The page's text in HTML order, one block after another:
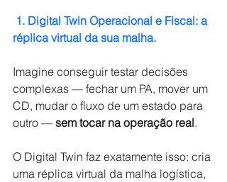
1. Digital Twin Operacional e Fiscal: a
réplica virtual da sua malha.
Imagine conseguir testar decisões
complexas — fechar um PA, mover um
CD, mudar o fluxo de um estado para
outro — sem tocar na operação real.
O Digital Twin faz exatamente isso: cria
uma réplica virtual da malha logística,